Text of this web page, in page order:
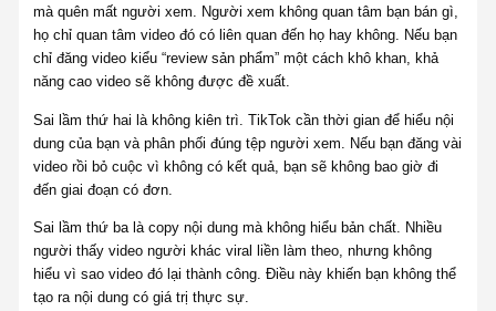
mà quên mất người xem. Người xem không quan tâm bạn bán gì,
họ chỉ quan tâm video đó có liên quan đến họ hay không. Nếu bạn
chỉ đăng video kiểu “review sản phẩm” một cách khô khan, khả
năng cao video sẽ không được đề xuất.
Sai lầm thứ hai là không kiên trì. TikTok cần thời gian để hiểu nội
dung của bạn và phân phối đúng tệp người xem. Nếu bạn đăng vài
video rồi bỏ cuộc vì không có kết quả, bạn sẽ không bao giờ đi
đến giai đoạn có đơn.
Sai lầm thứ ba là copy nội dung mà không hiểu bản chất. Nhiều
người thấy video người khác viral liền làm theo, nhưng không
hiểu vì sao video đó lại thành công. Điều này khiến bạn không thể
tạo ra nội dung có giá trị thực sự.